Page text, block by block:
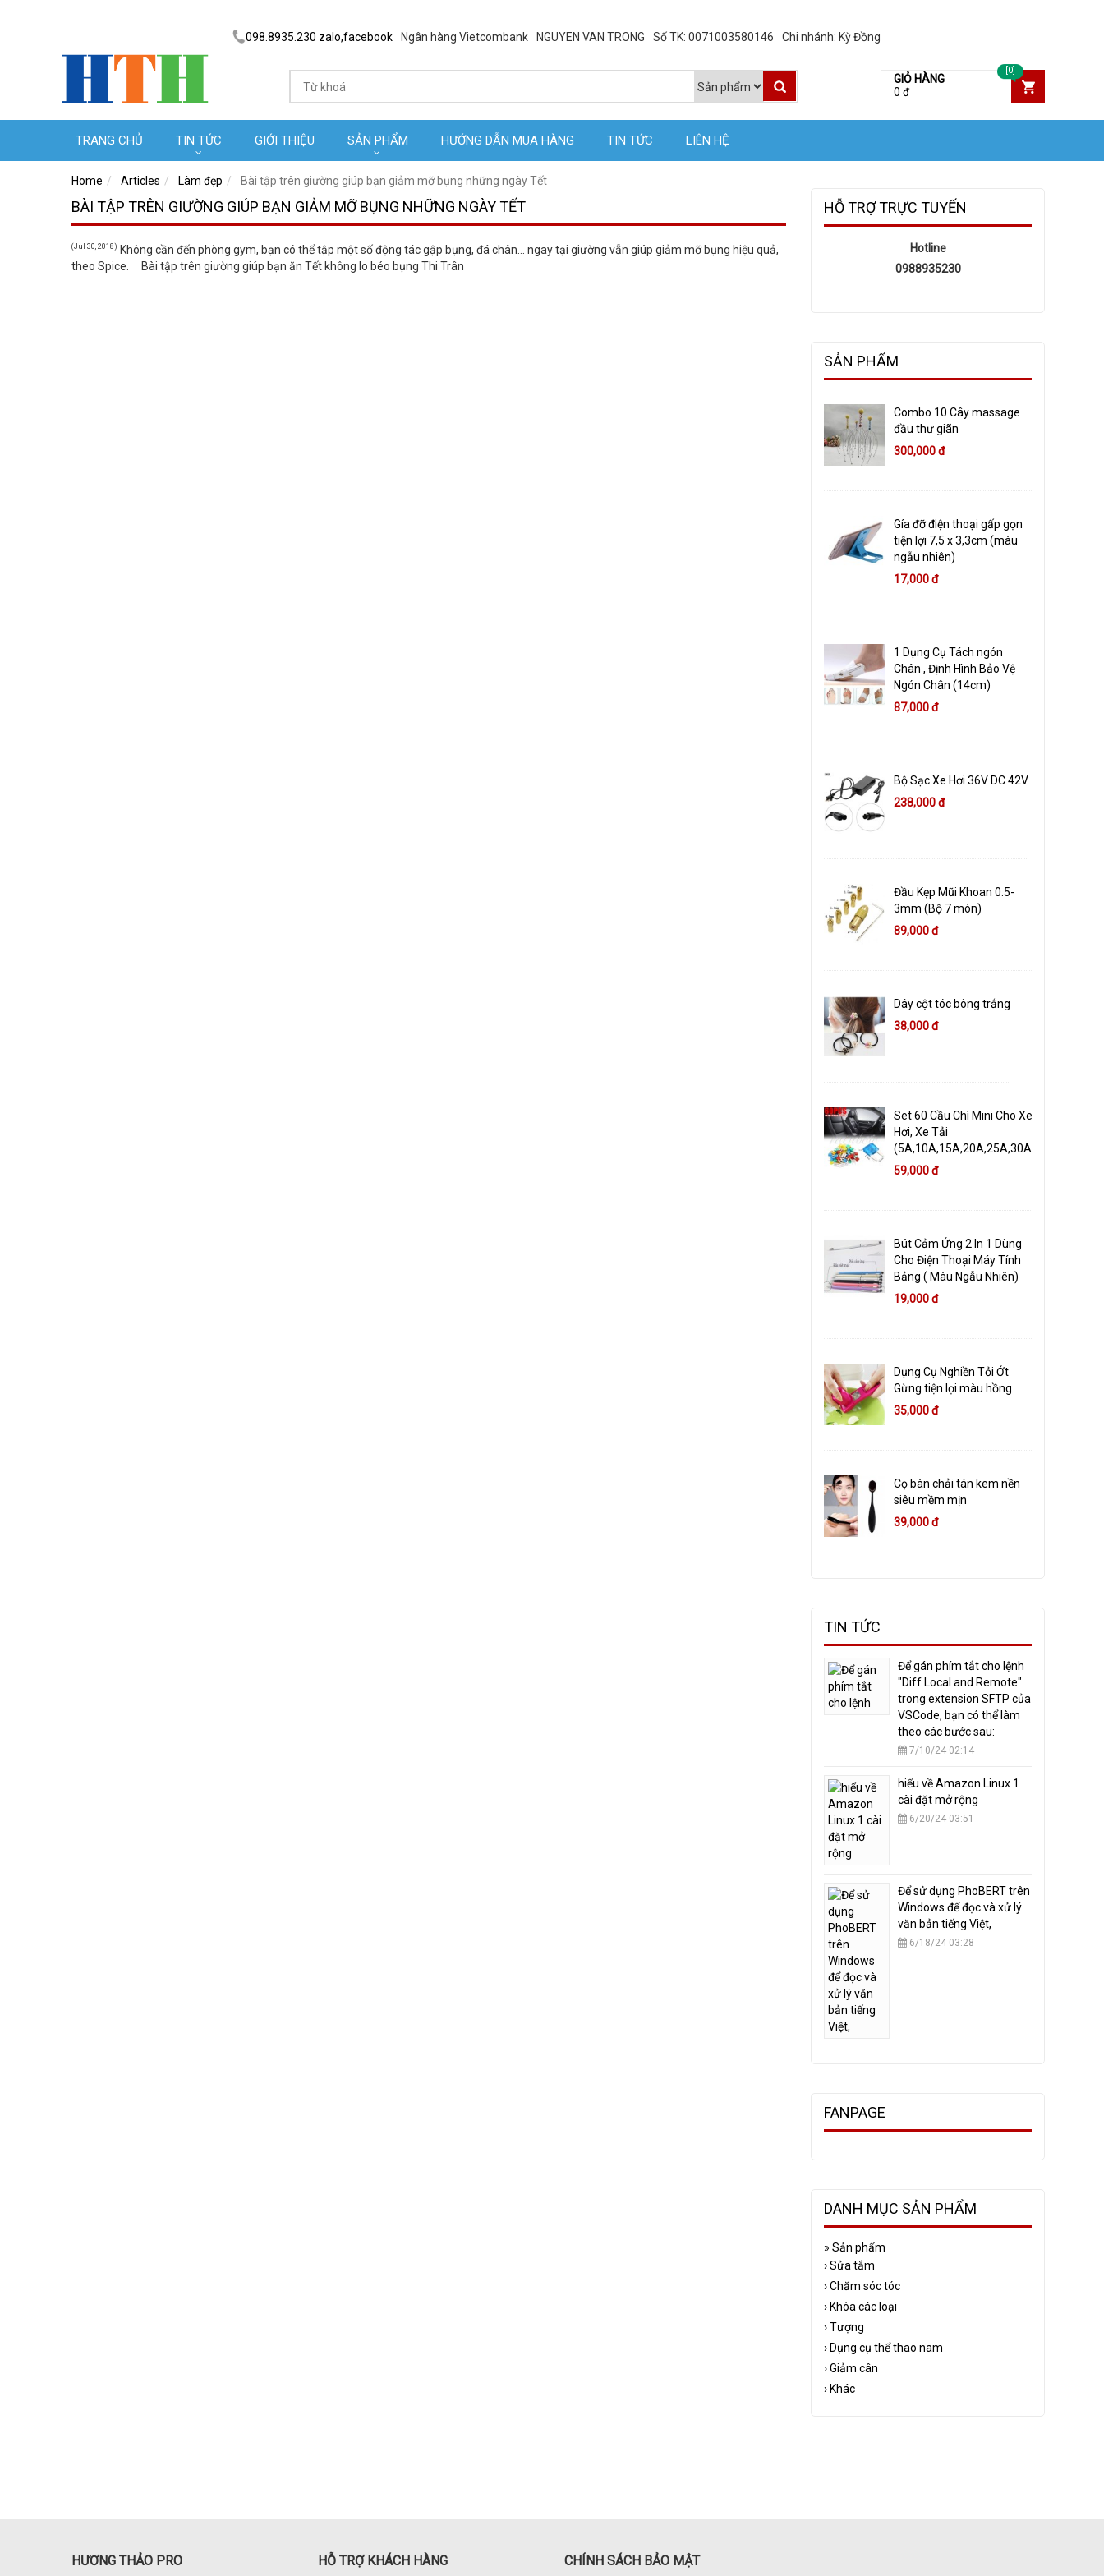
098.8935.230 zalo,facebook Ngân hàng Vietcombank NGUYEN VAN TRONG Số TK: 0071003580146 Chi nhánh: Kỳ Đồng
GIỎ HÀNG
0 đ
[0]
TRANG CHỦ TIN TỨC GIỚI THIỆU SẢN PHẨM HƯỚNG DẪN MUA HÀNG TIN TỨC LIÊN HỆ
Home Articles Làm đẹp Bài tập trên giường giúp bạn giảm mỡ bụng những ngày Tết
BÀI TẬP TRÊN GIƯỜNG GIÚP BẠN GIẢM MỠ BỤNG NHỮNG NGÀY TẾT
(Jul 30, 2018) Không cần đến phòng gym, bạn có thể tập một số động tác gập bụng, đá chân... ngay tại giường vẫn giúp giảm mỡ bụng hiệu quả,
theo Spice. Bài tập trên giường giúp bạn ăn Tết không lo béo bụng Thi Trân
HỖ TRỢ TRỰC TUYẾN
Hotline
0988935230
SẢN PHẨM
Combo 10 Cây massage
đầu thư giãn
300,000 đ
Gía đỡ điện thoại gấp gọn
tiện lợi 7,5 x 3,3cm (màu
ngẫu nhiên)
17,000 đ
1 Dụng Cụ Tách ngón
Chân , Định Hình Bảo Vệ
Ngón Chân (14cm)
87,000 đ
Bộ Sạc Xe Hơi 36V DC 42V
238,000 đ
Đầu Kẹp Mũi Khoan 0.5-
3mm (Bộ 7 món)
89,000 đ
Dây cột tóc bông trắng
38,000 đ
Set 60 Cầu Chì Mini Cho Xe
Hơi, Xe Tải
(5A,10A,15A,20A,25A,30A)
59,000 đ
Bút Cảm Ứng 2 In 1 Dùng
Cho Điện Thoại Máy Tính
Bảng ( Màu Ngẫu Nhiên)
19,000 đ
Dụng Cụ Nghiền Tỏi Ớt
Gừng tiện lợi màu hồng
35,000 đ
Cọ bàn chải tán kem nền
siêu mềm mịn
39,000 đ
TIN TỨC
​Để gán phím tắt cho lệnh
"Diff Local and Remote"
trong extension SFTP của
VSCode, bạn có thể làm
theo các bước sau:
7/10/24 02:14
hiểu về Amazon Linux 1
cài đặt mở rộng
6/20/24 03:51
​Để sử dụng PhoBERT trên
Windows để đọc và xử lý
văn bản tiếng Việt,
6/18/24 03:28
FANPAGE
DANH MỤC SẢN PHẨM
» Sản phẩm
›Sửa tắm
›Chăm sóc tóc
› Khóa các loại
›Tượng
› Dụng cụ thể thao nam
›Giảm cân
› Khác
HƯƠNG THẢO PRO HỖ TRỢ KHÁCH HÀNG CHÍNH SÁCH BẢO MẬT